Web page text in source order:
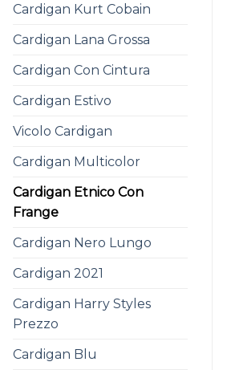
Cardigan Kurt Cobain
Cardigan Lana Grossa
Cardigan Con Cintura
Cardigan Estivo
Vicolo Cardigan
Cardigan Multicolor
Cardigan Etnico Con
Frange
Cardigan Nero Lungo
Cardigan 2021
Cardigan Harry Styles
Prezzo
Cardigan Blu